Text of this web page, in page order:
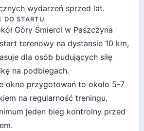
wydarzeń sprzed lat.
DO STARTU
Góry Śmierci w Paszczyna
terenowy na dystansie 10 km,
dla osób budujących siłę
na podbiegach.
okno przygotowań to około 5-7
na regularność treningu,
jeden bieg kontrolny przed